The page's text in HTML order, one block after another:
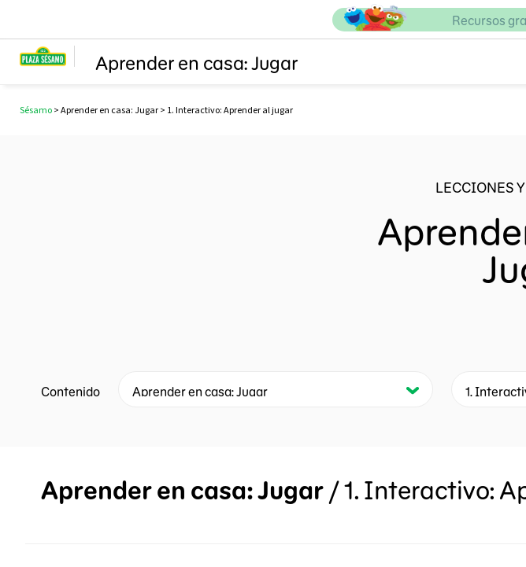
Recursos
Aprender en casa: Jugar
Sésamo>Aprender en casa: Jugar> 1. Interactivo: Aprender al jugar
LECCIONES
Contenido
Aprender en casa: Jugar/1. Interactivo: